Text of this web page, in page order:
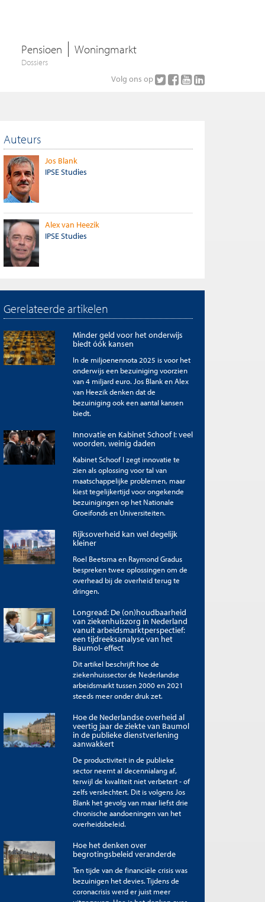
Pensioen Woningmarkt
Dossiers
Volg ons op
Auteurs
Jos Blank
IPSE Studies
Alex van Heezik
IPSE Studies
Gerelateerde artikelen
Minder geld voor het onderwijs
biedt óók kansen
In de miljoenennota 2025 is voor het
onderwijs een bezuiniging voorzien
van 4 miljard euro. Jos Blank en Alex
van Heezik denken dat de
bezuiniging ook een aantal kansen
biedt.
Innovatie en Kabinet Schoof I: veel
woorden, weinig daden
Kabinet Schoof I zegt innovatie te
zien als oplossing voor tal van
maatschappelijke problemen, maar
kiest tegelijkertijd voor ongekende
bezuinigingen op het Nationale
Groeifonds en Universiteiten.
Rijksoverheid kan wel degelijk
kleiner
Roel Beetsma en Raymond Gradus
bespreken twee oplossingen om de
overhead bij de overheid terug te
dringen.
Longread: De (on)houdbaarheid
van ziekenhuiszorg in Nederland
vanuit arbeidsmarktperspectief:
een tijdreeksanalyse van het
Baumol- effect
Dit artikel beschrijft hoe de
ziekenhuissector de Nederlandse
arbeidsmarkt tussen 2000 en 2021
steeds meer onder druk zet.
Hoe de Nederlandse overheid al
veertig jaar de ziekte van Baumol
in de publieke dienstverlening
aanwakkert
De productiviteit in de publieke
sector neemt al decennialang af,
terwijl de kwaliteit niet verbetert - of
zelfs verslechtert. Dit is volgens Jos
Blank het gevolg van maar liefst drie
chronische aandoeningen van het
overheidsbeleid.
Hoe het denken over
begrotingsbeleid veranderde
Ten tijde van de financiële crisis was
bezuinigen het devies. Tijdens de
coronacrisis werd er juist meer